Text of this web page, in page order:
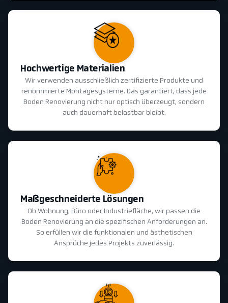
Hochwertige Materialien
Wir verwenden ausschließlich zertifizierte Produkte und
renommierte Montagesysteme. Das garantiert, dass jede
Boden Renovierung nicht nur optisch überzeugt, sondern
auch dauerhaft belastbar bleibt.
Maßgeschneiderte Lösungen
Ob Wohnung, Büro oder Industriefläche, wir passen die
Boden Renovierung an die spezifischen Anforderungen an.
So erfüllen wir die funktionalen und ästhetischen
Ansprüche jedes Projekts zuverlässig.